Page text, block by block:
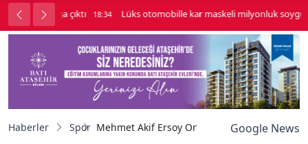
kavga çıktı 18:34 Lüks otomobille kar maskeli milyonluk soygun
Haberler Spor Mehmet Akif Ersoy Ortaokulu TürkiyeGoogle News